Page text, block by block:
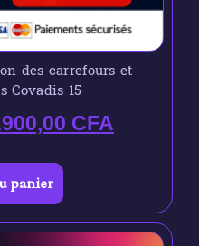
des carrefours et
Covadis 15
CFA
panier